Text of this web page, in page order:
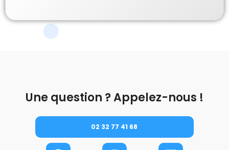
Une question ? Appelez-nous !
02 32 77 41 68